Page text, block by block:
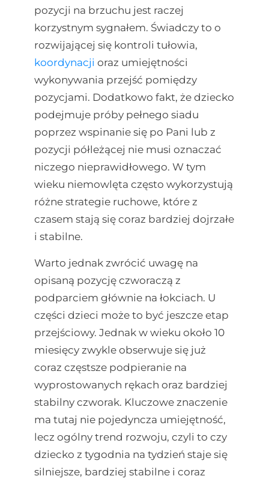
pozycji na brzuchu jest raczej
korzystnym sygnałem. Świadczy to o
rozwijającej się kontroli tułowia,
koordynacji oraz umiejętności
wykonywania przejść pomiędzy
pozycjami. Dodatkowo fakt, że dziecko
podejmuje próby pełnego siadu
poprzez wspinanie się po Pani lub z
pozycji półleżącej nie musi oznaczać
niczego nieprawidłowego. W tym
wieku niemowlęta często wykorzystują
różne strategie ruchowe, które z
czasem stają się coraz bardziej dojrzałe
i stabilne.
Warto jednak zwrócić uwagę na
opisaną pozycję czworaczą z
podparciem głównie na łokciach. U
części dzieci może to być jeszcze etap
przejściowy. Jednak w wieku około 10
miesięcy zwykle obserwuje się już
coraz częstsze podpieranie na
wyprostowanych rękach oraz bardziej
stabilny czworak. Kluczowe znaczenie
ma tutaj nie pojedyncza umiejętność,
lecz ogólny trend rozwoju, czyli to czy
dziecko z tygodnia na tydzień staje się
silniejsze, bardziej stabilne i coraz